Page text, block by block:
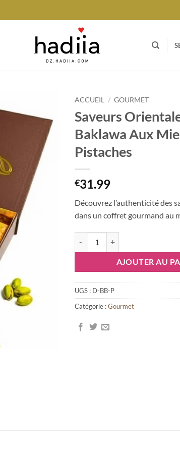
Ajouter
à votre
liste
ACCUEIL / GOURMET
Saveurs
Baklawa Aux
Pistaches
€31.99
Découvrez l’authenticité des
dans un coffret gourmand au
AJOUTER AU
UGS : D-BB-P
Catégorie :Gourmet